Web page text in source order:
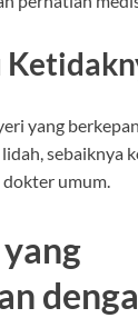
yang
sebaiknya
umum.